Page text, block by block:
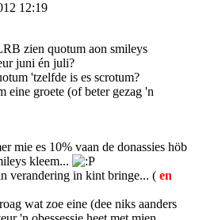
12:19
zien quotum aon smileys
juni én juli?
'tzelfde is es scrotum?
groete (of beter gezag 'n
mie es 10% vaan de donassies höb
kleem...
verandering in kint bringe... ( en
wat zoe eine (dee niks aanders